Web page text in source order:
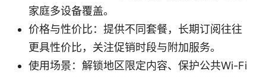
家庭多设备覆盖。
价格与性价比：提供不同套餐，长期订阅往往
更具性价比，关注促销时段与附加服务。
使用场景：解锁地区限定内容、保护公共Wi-Fi